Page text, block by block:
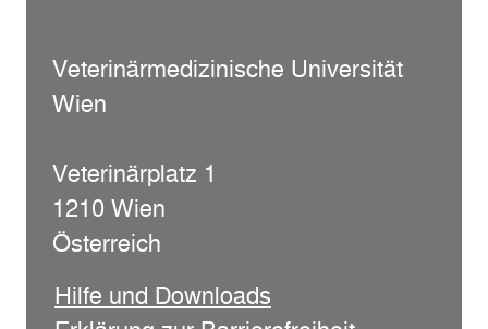
Veterinärmedizinische Universität
Wien
Veterinärplatz 1
1210 Wien
Österreich
Hilfe und Downloads